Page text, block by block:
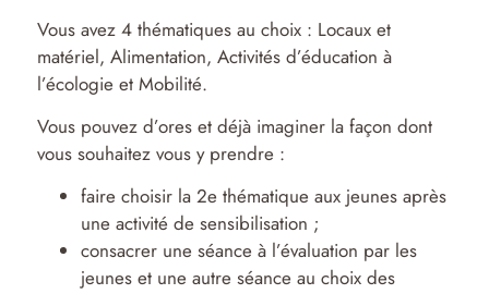
Vous avez 4 thématiques au choix : Locaux et
matériel, Alimentation, Activités d’éducation à
l’écologie et Mobilité.
Vous pouvez d’ores et déjà imaginer la façon dont
vous souhaitez vous y prendre :
faire choisir la 2e thématique aux jeunes après
une activité de sensibilisation ;
consacrer une séance à l’évaluation par les
jeunes et une autre séance au choix des